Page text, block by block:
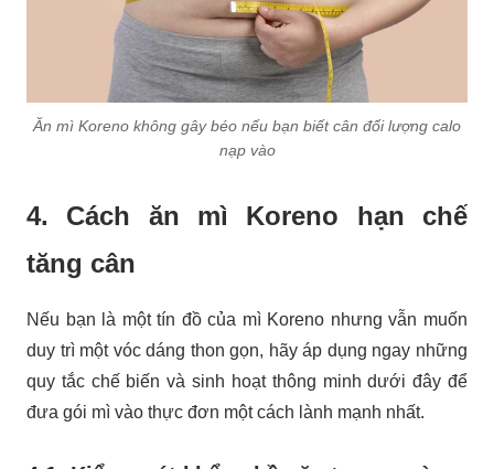
Ăn mì Koreno không gây béo nếu bạn biết cân đối lượng calo
nạp vào
4. Cách ăn mì Koreno hạn chế
tăng cân
Nếu bạn là một tín đồ của mì Koreno nhưng vẫn muốn
duy trì một vóc dáng thon gọn, hãy áp dụng ngay những
quy tắc chế biến và sinh hoạt thông minh dưới đây để
đưa gói mì vào thực đơn một cách lành mạnh nhất.